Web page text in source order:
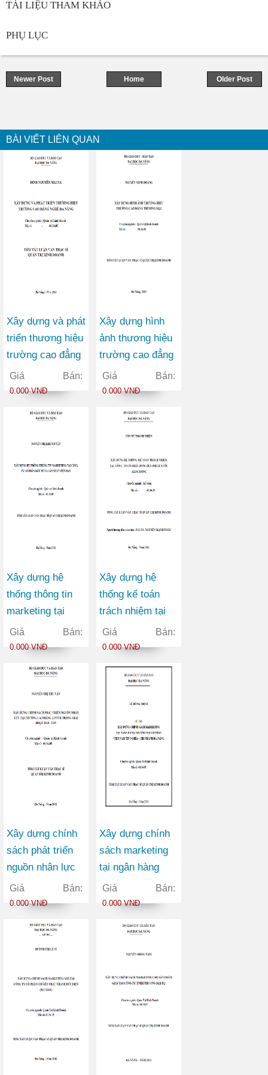
TÀI LIỆU THAM KHẢO
PHỤ LỤC
Newer Post Older Post
Home
BÀI VIẾT LIÊN QUAN
Xây dựng và phát
triển thương hiệu
trường cao đẳng
nghề Đà Nẵng
Giá Bán:
0.000 VNĐ
Xây dựng hình
ảnh thương hiệu
trường cao đẳng
thương mại
Giá Bán:
0.000 VNĐ
Xây dựng hệ
thống thông tin
marketing tại
Công ty Cổ phần
Đầu tư và Sản
Giá Bán:
0.000 VNĐ
Xây dựng hệ
thống kế toán
trách nhiệm tại
công ty cổ phần
bóng đèn phích
Giá Bán:
0.000 VNĐ
Xây dựng chính
sách phát triển
nguồn nhân lực
tại trường cao
đẳng giao thông
giai đoạn 2010-
Giá Bán:
0.000 VNĐ
Xây dựng chính
sách marketing
tại ngân hàng
thương mại cổ
phần Việt Nam
nhánh Đà Nẵng
Giá Bán:
0.000 VNĐ